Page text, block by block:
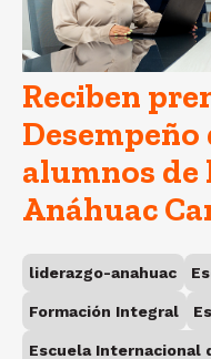
Reciben
Desempeño
alumnos de
Anáhuac
liderazgo-anahuac
Formación Integral
Escuela Internacional